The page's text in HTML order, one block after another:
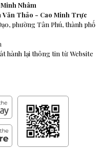
Nhâm
Văn Thảo - Cao Minh Trực
phường Tân Phú, thành phố
hành lại thông tin từ Website